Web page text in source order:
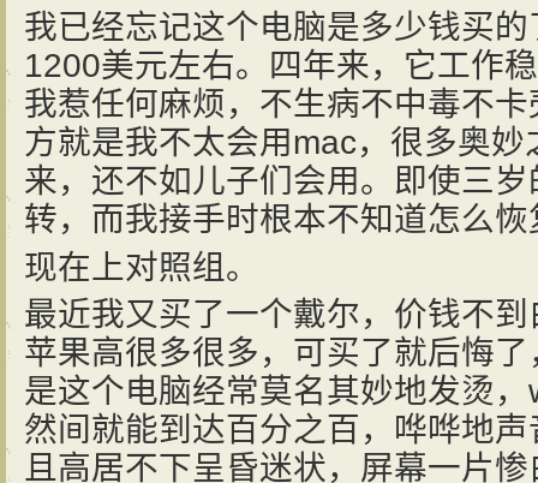
我已经忘记这个电脑是多少钱买
1200美元左右。四年来，它工作
我惹任何麻烦，不生病不中毒不
方就是我不太会用mac，很多奥
来，还不如儿子们会用。即使三
转，而我接手时根本不知道怎么
现在上对照组。
最近我又买了一个戴尔，价钱不
苹果高很多很多，可买了就后悔
是这个电脑经常莫名其妙地发烫
然间就能到达百分之百，哗哗地
且高居不下呈昏迷状，屏幕一片